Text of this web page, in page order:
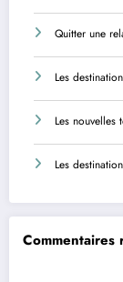
Quitter une
Les
Les nouvelles
Les
Commentaires